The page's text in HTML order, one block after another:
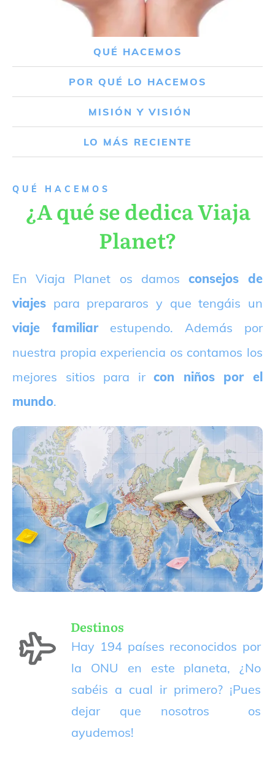
QUÉ HACEMOS
POR QUÉ LO HACEMOS
MISIÓN Y VISIÓN
LO MÁS RECIENTE
QUÉ HACEMOS
¿A qué se dedica Viaja
Planet?
En Viaja Planet os damos consejos de
viajes para prepararos y que tengáis un
viaje familiarestupendo. Además por
nuestra propia experiencia os contamos los
mejores sitios para ircon niños por el
mundo.
Destinos
Hay 194 países reconocidos por
la ONU en este planeta, ¿No
sabéis a cual ir primero? ¡Pues
dejar que nosotros os
ayudemos!